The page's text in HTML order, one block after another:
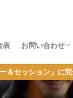
表 お問い合わせ
体験レッスン
超初心者
その他のお問
に完全特化した音楽